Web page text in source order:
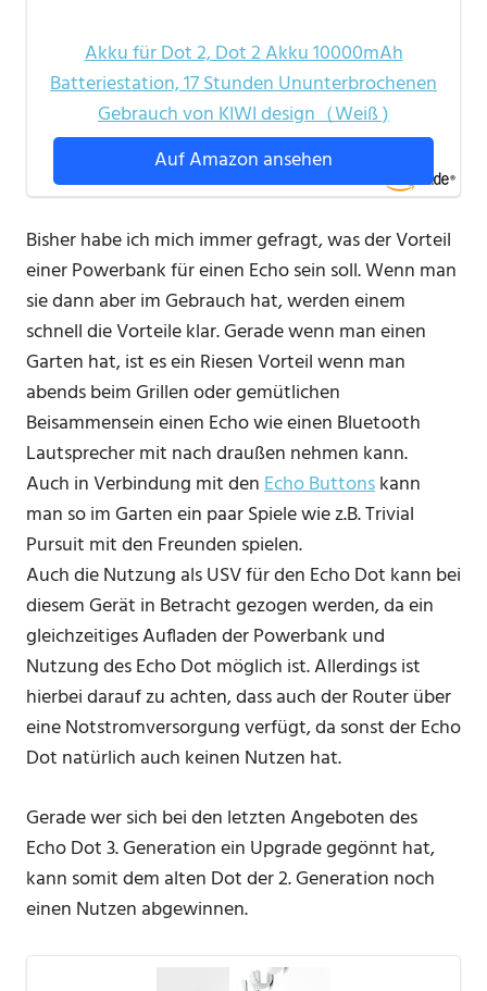
Akku für Dot 2, Dot 2 Akku 10000mAh
Batteriestation, 17 Stunden Ununterbrochenen
Gebrauch von KIWI design（Weiß )
Auf Amazon ansehen
Bisher habe ich mich immer gefragt, was der Vorteil
einer Powerbank für einen Echo sein soll. Wenn man
sie dann aber im Gebrauch hat, werden einem
schnell die Vorteile klar. Gerade wenn man einen
Garten hat, ist es ein Riesen Vorteil wenn man
abends beim Grillen oder gemütlichen
Beisammensein einen Echo wie einen Bluetooth
Lautsprecher mit nach draußen nehmen kann.
Auch in Verbindung mit denEcho Buttonskann
man so im Garten ein paar Spiele wie z.B. Trivial
Pursuit mit den Freunden spielen.
Auch die Nutzung als USV für den Echo Dot kann bei
diesem Gerät in Betracht gezogen werden, da ein
gleichzeitiges Aufladen der Powerbank und
Nutzung des Echo Dot möglich ist. Allerdings ist
hierbei darauf zu achten, dass auch der Router über
eine Notstromversorgung verfügt, da sonst der Echo
Dot natürlich auch keinen Nutzen hat.
Gerade wer sich bei den letzten Angeboten des
Echo Dot 3. Generation ein Upgrade gegönnt hat,
kann somit dem alten Dot der 2. Generation noch
einen Nutzen abgewinnen.